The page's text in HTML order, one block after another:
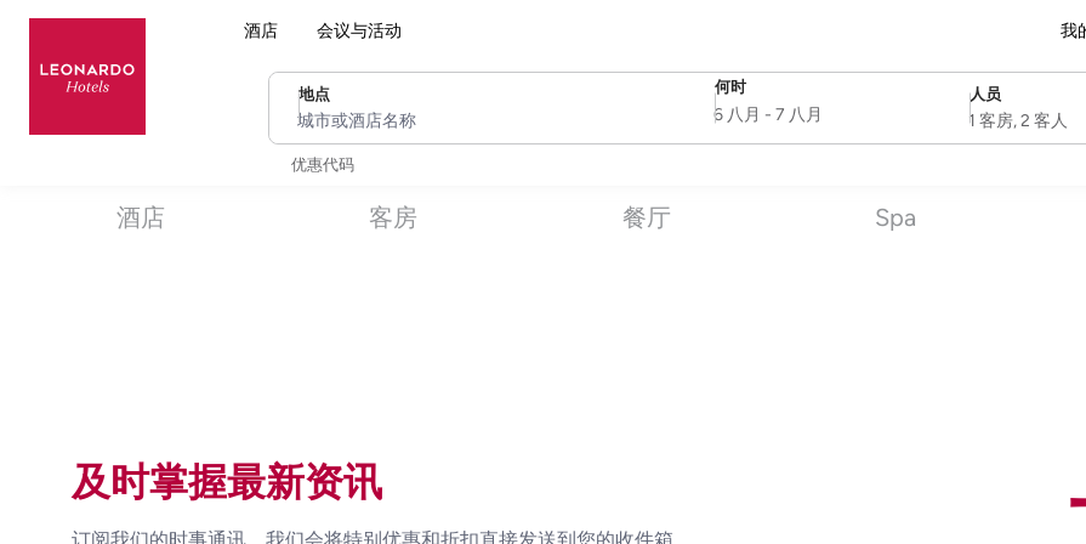
酒店 会议与活动 我
地点
城市或酒店名称
何时
SelectDate
6 八月 - 7 八月
人员
Username
1 客房, 2 客人
优惠代码
酒店 客房 餐厅 Spa
及时掌握最新资讯
订阅我们的时事通讯，我们会将特别优惠和折扣直接发送到您的收件箱